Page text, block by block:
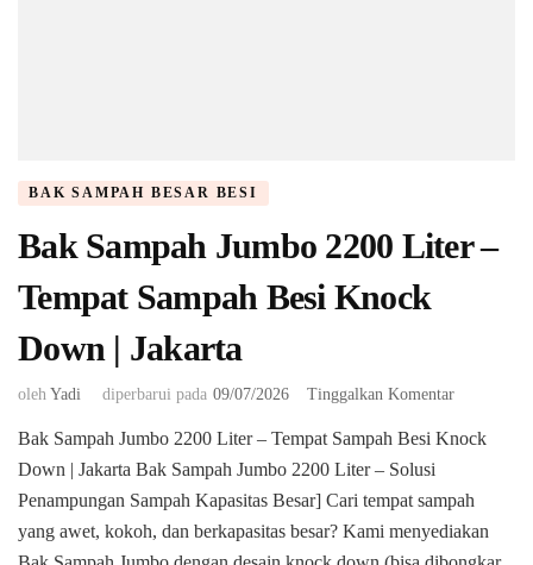
BAK SAMPAH BESAR BESI
Bak Sampah Jumbo 2200 Liter –
Tempat Sampah Besi Knock
Down | Jakarta
oleh Yadi diperbarui pada 09/07/2026 Tinggalkan Komentarpada
Sampah
2200
–
Bak Sampah Jumbo 2200 Liter – Tempat Sampah Besi Knock
Down | Jakarta Bak Sampah Jumbo 2200 Liter – Solusi
Penampungan Sampah Kapasitas Besar] ​Cari tempat sampah
yang awet, kokoh, dan berkapasitas besar? Kami menyediakan